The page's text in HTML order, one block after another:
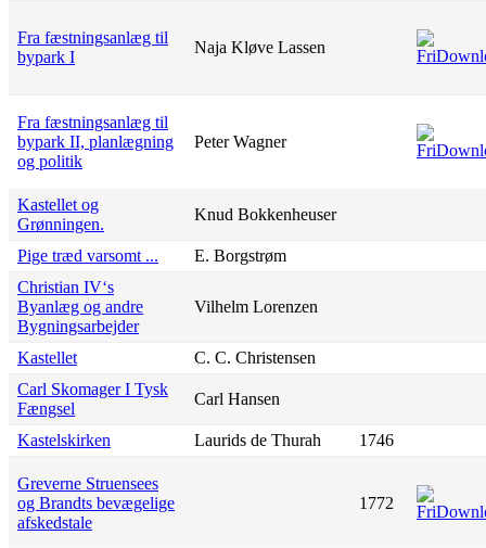
Fra fæstningsanlæg til
bypark I
Naja Kløve Lassen
Fra fæstningsanlæg til
bypark II, planlægning
og politik
Peter Wagner
Kastellet og
Grønningen.
Knud Bokkenheuser
Pige træd varsomt ...
E. Borgstrøm
Christian IV‘s
Byanlæg og andre
Bygningsarbejder
Vilhelm Lorenzen
Kastellet
C. C. Christensen
Carl Skomager I Tysk
Fængsel
Carl Hansen
Kastelskirken Laurids de Thurah 1746
Greverne Struensees
og Brandts bevægelige
afskedstale
1772